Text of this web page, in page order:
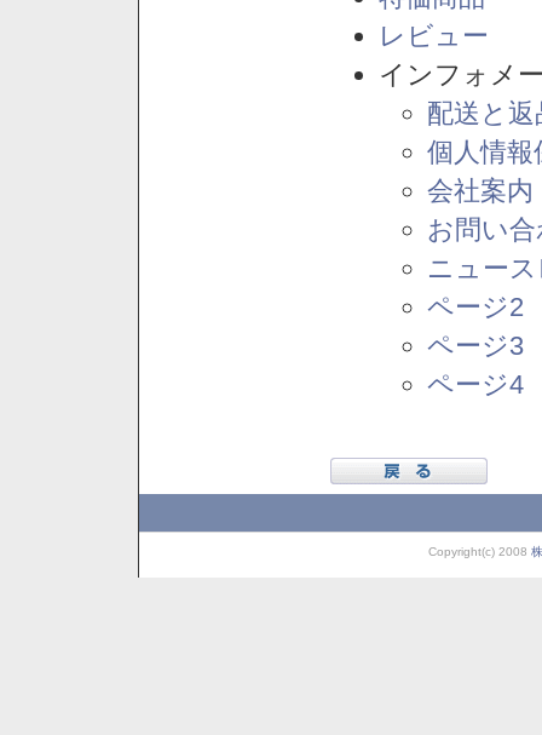
レビュー
インフォメ
配送と
個人情報
会社案内
お問い
ニュー
ページ2
ページ3
ページ4
Copyright(c) 2008